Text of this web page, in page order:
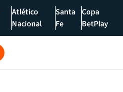
Atlético
Nacional
Santa
Fe
Copa
BetPlay